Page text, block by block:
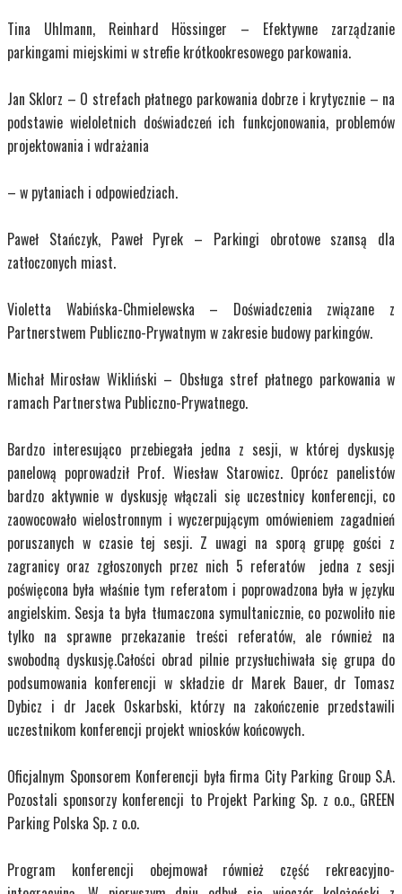
Tina Uhlmann, Reinhard Hössinger – Efektywne zarządzanie
parkingami miejskimi w strefie krótkookresowego parkowania.
Jan Sklorz – O strefach płatnego parkowania dobrze i krytycznie – na
podstawie wieloletnich doświadczeń ich funkcjonowania, problemów
projektowania i wdrażania
– w pytaniach i odpowiedziach.
Paweł Stańczyk, Paweł Pyrek – Parkingi obrotowe szansą dla
zatłoczonych miast.
Violetta Wabińska-Chmielewska – Doświadczenia związane z
Partnerstwem Publiczno-Prywatnym w zakresie budowy parkingów.
Michał Mirosław Wikliński – Obsługa stref płatnego parkowania w
ramach Partnerstwa Publiczno-Prywatnego.
Bardzo interesująco przebiegała jedna z sesji, w której dyskusję
panelową poprowadził Prof. Wiesław Starowicz. Oprócz panelistów
bardzo aktywnie w dyskusję włączali się uczestnicy konferencji, co
zaowocowało wielostronnym i wyczerpującym omówieniem zagadnień
poruszanych w czasie tej sesji. Z uwagi na sporą grupę gości z
zagranicy oraz zgłoszonych przez nich 5 referatów jedna z sesji
poświęcona była właśnie tym referatom i poprowadzona była w języku
angielskim. Sesja ta była tłumaczona symultanicznie, co pozwoliło nie
tylko na sprawne przekazanie treści referatów, ale również na
swobodną dyskusję.Całości obrad pilnie przysłuchiwała się grupa do
podsumowania konferencji w składzie dr Marek Bauer, dr Tomasz
Dybicz i dr Jacek Oskarbski, którzy na zakończenie przedstawili
uczestnikom konferencji projekt wniosków końcowych.
Oficjalnym Sponsorem Konferencji była firma City Parking Group S.A.
Pozostali sponsorzy konferencji to Projekt Parking Sp. z o.o., GREEN
Parking Polska Sp. z o.o.
Program konferencji obejmował również część rekreacyjno-